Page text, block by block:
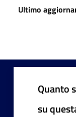
Ultimo
Quanto
su